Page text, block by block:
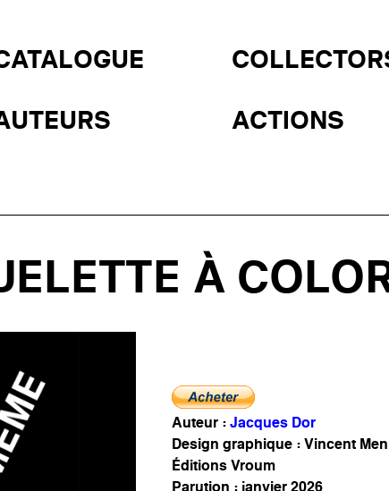
ACTIONS
À
Auteur :Jacques Dor
Design graphique : Vincent
Éditions Vroum